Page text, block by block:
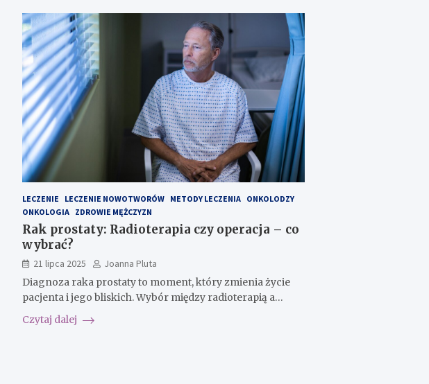
LECZENIE LECZENIE NOWOTWORÓW METODY LECZENIA ONKOLODZY
ONKOLOGIA ZDROWIE MĘŻCZYZN
Rak prostaty: Radioterapia czy operacja – co
wybrać?
21 lipca 2025
Joanna Pluta
Diagnoza raka prostaty to moment, który zmienia życie
pacjenta i jego bliskich. Wybór między radioterapią a…
Czytaj dalej